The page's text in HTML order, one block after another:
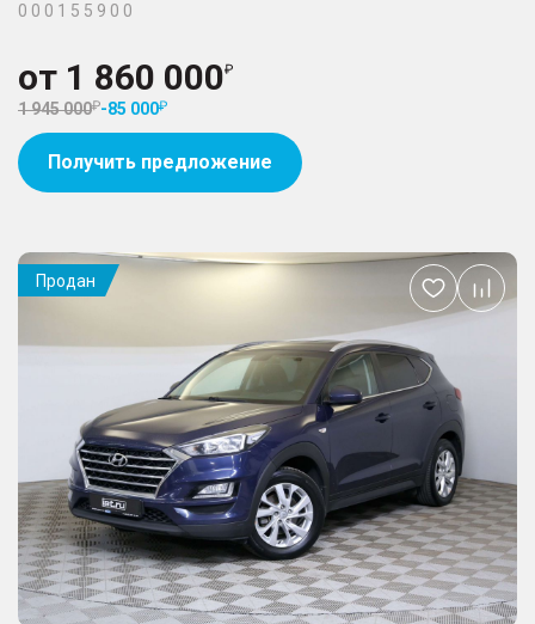
0 0 0 1 5 5 9 0 0
от 1 860 000
1 945 000 -85 000
Получить предложение
Продан
Добавить
в